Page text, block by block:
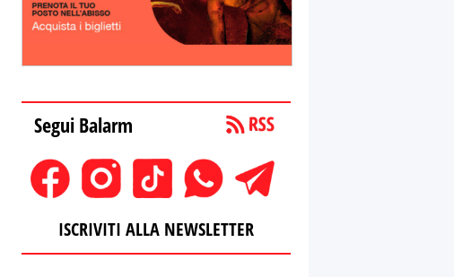
Segui Balarm
ISCRIVITI ALLA NEWSLETTER